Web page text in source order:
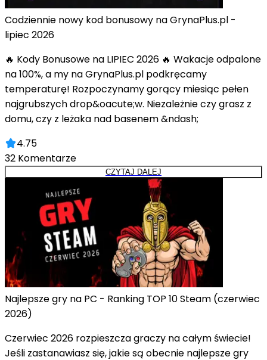
Codziennie nowy kod bonusowy na GrynaPlus.pl -
lipiec 2026
🔥 Kody Bonusowe na LIPIEC 2026 🔥 Wakacje odpalone
na 100%, a my na GrynaPlus.pl podkręcamy
temperaturę! Rozpoczynamy gorący miesiąc pełen
najgrubszych drop&oacute;w. Niezależnie czy grasz z
domu, czy z leżaka nad basenem &ndash;
4.75
32 Komentarze
CZYTAJ DALEJ
Najlepsze gry na PC - Ranking TOP 10 Steam (czerwiec
2026)
Czerwiec 2026 rozpieszcza graczy na całym świecie!
Jeśli zastanawiasz się, jakie są obecnie najlepsze gry